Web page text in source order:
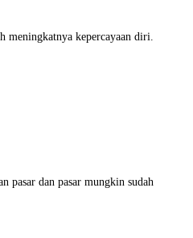
meningkatnya kepercayaan diri.
pasar dan pasar mungkin sudah